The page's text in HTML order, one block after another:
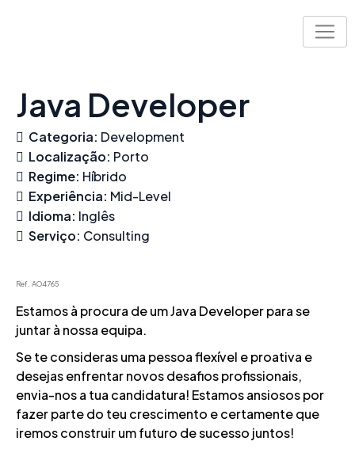
Java Developer
Categoria: Development
Localização: Porto
Regime: Híbrido
Experiência: Mid-Level
Idioma: Inglês
Serviço: Consulting
Ref. AO4765
Estamos à procura de um Java Developer para se
juntar à nossa equipa.
Se te consideras uma pessoa flexível e proativa e
desejas enfrentar novos desafios profissionais,
envia-nos a tua candidatura! Estamos ansiosos por
fazer parte do teu crescimento e certamente que
iremos construir um futuro de sucesso juntos!